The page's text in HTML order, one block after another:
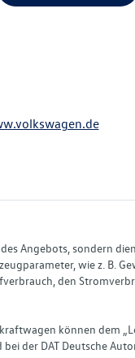
Angebots, sondern
wie z. B.
den
können dem
der DAT Deutsche